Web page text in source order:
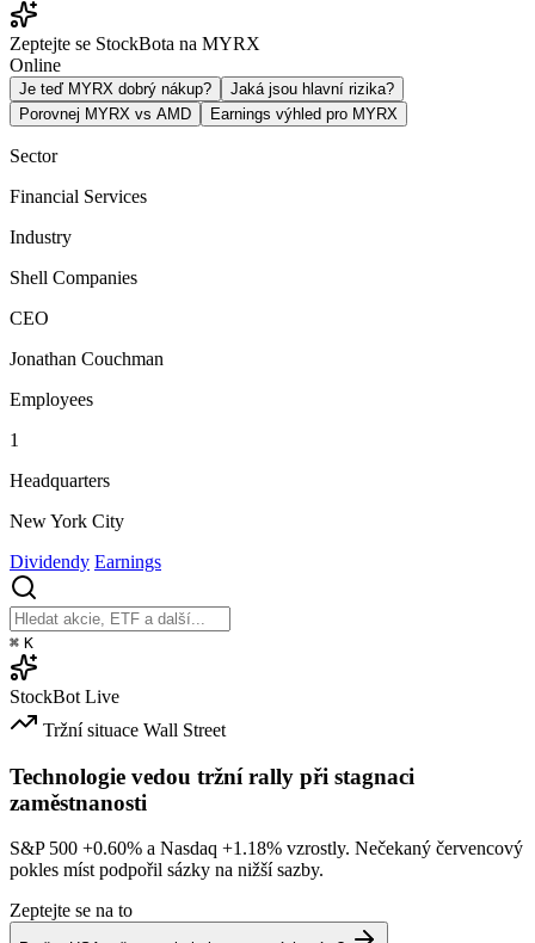
Zeptejte se StockBota na MYRX
Online
Je teď MYRX dobrý nákup?
Jaká jsou hlavní rizika?
Porovnej MYRX vs AMD
Earnings výhled pro MYRX
Sector
Financial Services
Industry
Shell Companies
CEO
Jonathan Couchman
Employees
1
Headquarters
New York City
Dividendy Earnings
⌘ K
StockBot Live
Tržní situace Wall Street
Technologie vedou tržní rally při stagnaci
zaměstnanosti
S&P 500 +0.60% a Nasdaq +1.18% vzrostly. Nečekaný červencový
pokles míst podpořil sázky na nižší sazby.
Zeptejte se na to